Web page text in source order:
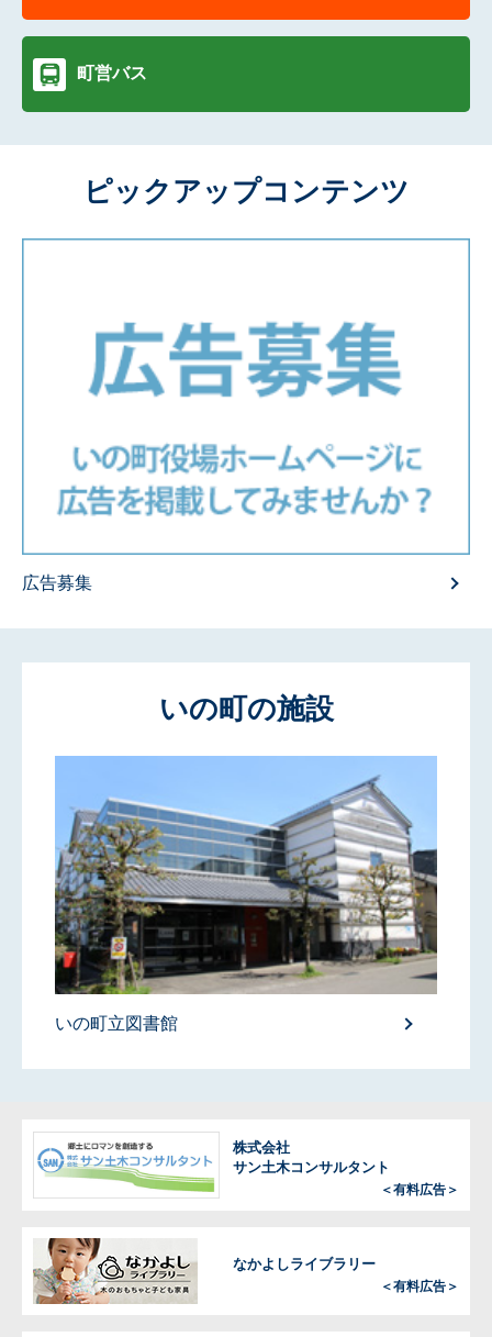
町営バス
ピックアップコンテンツ
パートナーシップ宣誓制度
いの町の施設
仁淀病院
株式会社
サン土木コンサルタント
＜有料広告＞
なかよしライブラリー
＜有料広告＞